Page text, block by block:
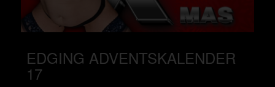
EDGING ADVENTSKALENDER
17